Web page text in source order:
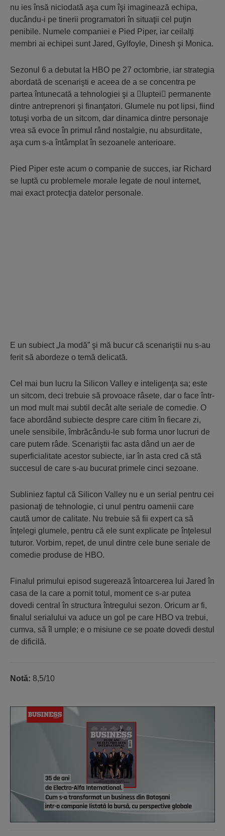
nu ies însă niciodată aşa cum îşi imaginează echipa,
ducându-i pe tinerii programatori în situaţii cel puţin
penibile. Numele companiei e Pied Piper, iar ceilalţi
membri ai echipei sunt Jared, Gylfoyle, Dinesh şi Monica.
Sezonul 6 a debutat la HBO pe 27 octombrie, iar strategia
abordată de scenarişti e aceea de a se concentra pe
partea întunecată a tehnologiei şi a luptei permanente
dintre antreprenori şi finanţatori. Glumele nu pot lipsi, fiind
totuşi vorba de un sitcom, dar dinamica dintre personaje
vrea să evoce în primul rând nostalgie, nu absurditate,
aşa cum s-a întâmplat în sezoanele anterioare.
Pied Piper este acum o companie de succes, iar Richard
se luptă cu problemele morale legate de noul internet,
mai exact protecţia datelor personale.
E un subiect „la modă” şi mă bucur că scenariştii nu s-au
ferit să abordeze o temă delicată.
Cel mai bun lucru la Silicon Valley e inteligenţa sa; este
un sitcom, deci trebuie să provoace râsete, dar o face într-
un mod mult mai subtil decât alte seriale de comedie. O
face abordând subiecte despre care citim în fiecare zi,
unele sensibile, îmbrăcându-le sub forma unor lucruri de
care putem râde. Scenariştii fac asta dând un aer de
superficialitate acestor subiecte, iar în asta cred că stă
succesul de care s-au bucurat primele cinci sezoane.
Subliniez faptul că Silicon Valley nu e un serial pentru cei
pasionaţi de tehnologie, ci unul pentru oamenii care
caută umor de calitate. Nu trebuie să fii expert ca să
înţelegi glumele, pentru că ele sunt explicate pe înţelesul
tuturor. Vorbim, repet, de unul dintre cele bune seriale de
comedie produse de HBO.
Finalul primului episod sugerează întoarcerea lui Jared în
casa de la care a pornit totul, moment ce s-ar putea
dovedi central în structura întregului sezon. Oricum ar fi,
finalul serialului va aduce un gol pe care HBO va trebui,
cumva, să îl umple; e o misiune ce se poate dovedi destul
de dificilă.
Notă: 8,5/10